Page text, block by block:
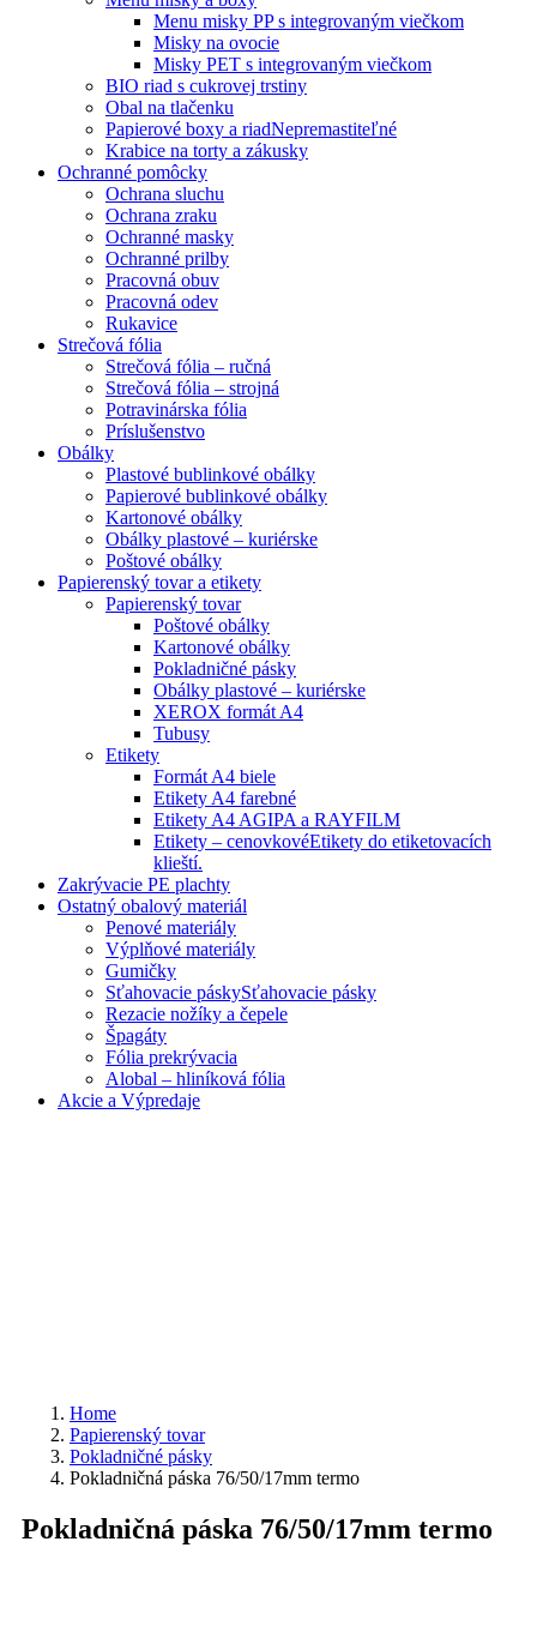
Menu misky PP s integrovaným viečkom
Misky na ovocie
Misky PET s integrovaným viečkom
BIO riad s cukrovej trstiny
Obal na tlačenku
Papierové boxy a riadNepremastiteľné
Krabice na torty a zákusky
Ochranné pomôcky
Ochrana sluchu
Ochrana zraku
Ochranné masky
Ochranné prilby
Pracovná obuv
Pracovná odev
Rukavice
Strečová fólia
Strečová fólia – ručná
Strečová fólia – strojná
Potravinárska fólia
Príslušenstvo
Obálky
Plastové bublinkové obálky
Papierové bublinkové obálky
Kartonové obálky
Obálky plastové – kuriérske
Poštové obálky
Papierenský tovar a etikety
Papierenský tovar
Poštové obálky
Kartonové obálky
Pokladničné pásky
Obálky plastové – kuriérske
XEROX formát A4
Tubusy
Etikety
Formát A4 biele
Etikety A4 farebné
Etikety A4 AGIPA a RAYFILM
Etikety – cenovkovéEtikety do etiketovacích
klieští.
Zakrývacie PE plachty
Ostatný obalový materiál
Penové materiály
Výplňové materiály
Gumičky
Sťahovacie páskySťahovacie pásky
Rezacie nožíky a čepele
Špagáty
Fólia prekrývacia
Alobal – hliníková fólia
Akcie a Výpredaje
Home
Papierenský tovar
Pokladničné pásky
Pokladničná páska 76/50/17mm termo
Pokladničná páska 76/50/17mm termo